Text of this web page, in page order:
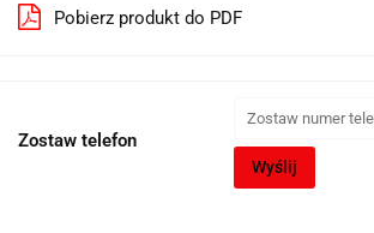
Pobierz produkt do PDF
Zostaw telefon
Wyślij